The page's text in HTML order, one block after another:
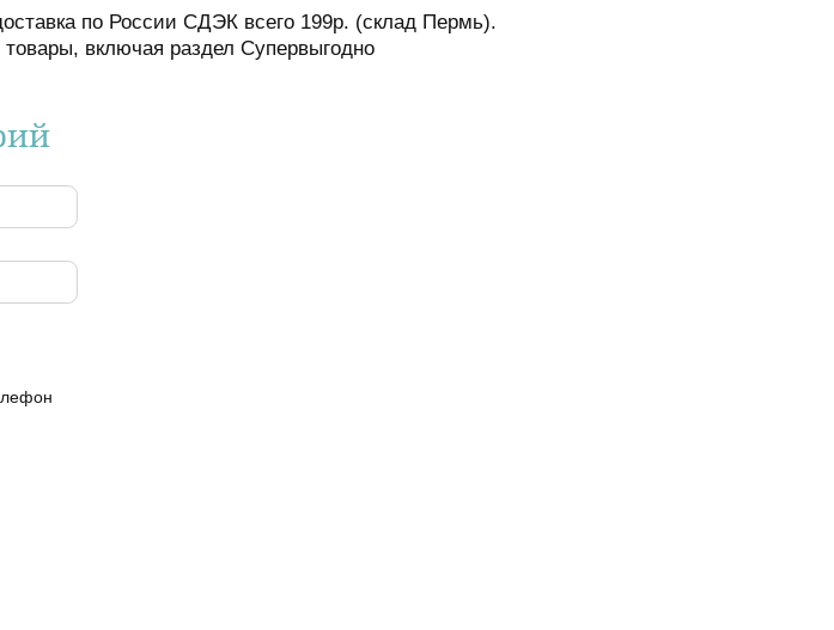
по России СДЭК всего 199р. (склад Пермь).
товары, включая раздел Супервыгодно